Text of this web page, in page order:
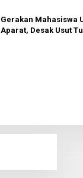
Gerakan Mahasiswa
Aparat, Desak Usut